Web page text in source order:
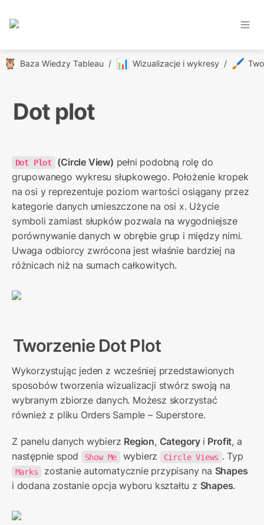
🦉 Baza Wiedzy Tableau / 📊 Wizualizacje i wykresy / 🖌️
Dot plot
Dot Plot (Circle View) pełni podobną rolę do
grupowanego wykresu słupkowego. Położenie kropek
na osi y reprezentuje poziom wartości osiągany przez
kategorie danych umieszczone na osi x. Użycie
symboli zamiast słupków pozwala na wygodniejsze
porównywanie danych w obrębie grup i między nimi.
Uwaga odbiorcy zwrócona jest właśnie bardziej na
różnicach niż na sumach całkowitych.
Tworzenie Dot Plot
Wykorzystując jeden z wcześniej przedstawionych
sposobów tworzenia wizualizacji stwórz swoją na
wybranym zbiorze danych. Możesz skorzystać
również z pliku Orders Sample – Superstore.
Z panelu danych wybierz Region, Category i Profit, a
następnie spod
Show Me wybierz Circle Views
Marks zostanie automatycznie przypisany na Shapes
i dodana zostanie opcja wyboru kształtu z Shapes.